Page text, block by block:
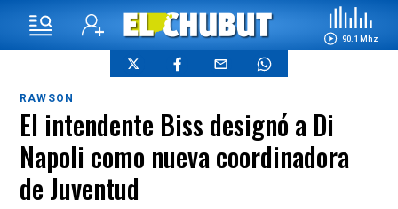
90.1 Mhz
RAWSON
El intendente Biss designó a Di
Napoli como nueva coordinadora
de Juventud